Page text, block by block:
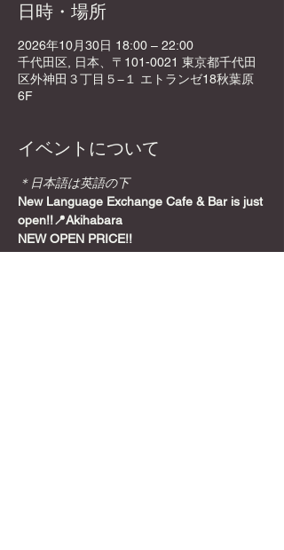
日時・場所
2026年10月30日 18:00 – 22:00
千代田区, 日本、〒101-0021 東京都千代田
区外神田３丁目５−１ エトランゼ18秋葉原
6F
イベントについて
＊日本語は英語の下
New Language Exchange Cafe & Bar is just
open!!📍Akihabara
NEW OPEN PRICE!!